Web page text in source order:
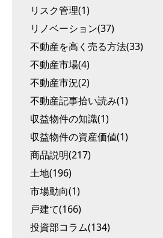
リスク管理(1)
リノベーション(37)
不動産を高く売る方法(33)
不動産市場(4)
不動産市況(2)
不動産記事拾い読み(1)
収益物件の知識(1)
収益物件の資産価値(1)
商品説明(217)
土地(196)
市場動向(1)
戸建て(166)
投資部コラム(134)